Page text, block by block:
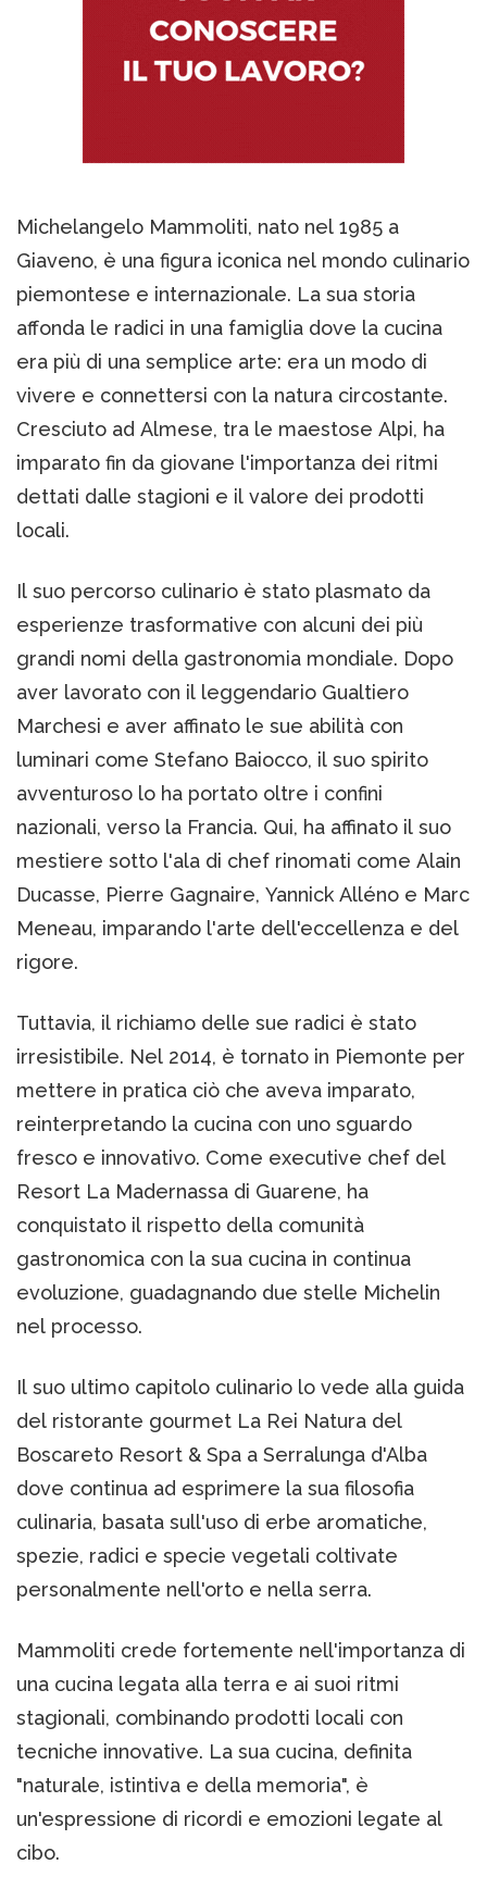
Michelangelo Mammoliti, nato nel 1985 a
Giaveno, è una figura iconica nel mondo culinario
piemontese e internazionale. La sua storia
affonda le radici in una famiglia dove la cucina
era più di una semplice arte: era un modo di
vivere e connettersi con la natura circostante.
Cresciuto ad Almese, tra le maestose Alpi, ha
imparato fin da giovane l'importanza dei ritmi
dettati dalle stagioni e il valore dei prodotti
locali.
Il suo percorso culinario è stato plasmato da
esperienze trasformative con alcuni dei più
grandi nomi della gastronomia mondiale. Dopo
aver lavorato con il leggendario Gualtiero
Marchesi e aver affinato le sue abilità con
luminari come Stefano Baiocco, il suo spirito
avventuroso lo ha portato oltre i confini
nazionali, verso la Francia. Qui, ha affinato il suo
mestiere sotto l'ala di chef rinomati come Alain
Ducasse, Pierre Gagnaire, Yannick Alléno e Marc
Meneau, imparando l'arte dell'eccellenza e del
rigore.
Tuttavia, il richiamo delle sue radici è stato
irresistibile. Nel 2014, è tornato in Piemonte per
mettere in pratica ciò che aveva imparato,
reinterpretando la cucina con uno sguardo
fresco e innovativo. Come executive chef del
Resort La Madernassa di Guarene, ha
conquistato il rispetto della comunità
gastronomica con la sua cucina in continua
evoluzione, guadagnando due stelle Michelin
nel processo.
Il suo ultimo capitolo culinario lo vede alla guida
del ristorante gourmet La Rei Natura del
Boscareto Resort & Spa a Serralunga d'Alba
dove continua ad esprimere la sua filosofia
culinaria, basata sull'uso di erbe aromatiche,
spezie, radici e specie vegetali coltivate
personalmente nell'orto e nella serra.
Mammoliti crede fortemente nell'importanza di
una cucina legata alla terra e ai suoi ritmi
stagionali, combinando prodotti locali con
tecniche innovative. La sua cucina, definita
"naturale, istintiva e della memoria", è
un'espressione di ricordi e emozioni legate al
cibo.